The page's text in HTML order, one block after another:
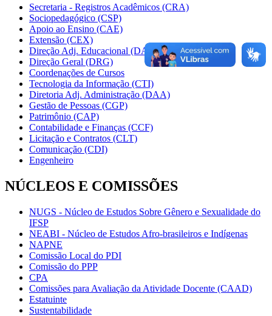
Secretaria - Registros Acadêmicos (CRA)
Sociopedagógico (CSP)
Apoio ao Ensino (CAE)
Extensão (CEX)
Direção Adj. Educacional (DAE)
Direção Geral (DRG)
Coordenações de Cursos
Tecnologia da Informação (CTI)
Diretoria Adj. Administração (DAA)
Gestão de Pessoas (CGP)
Patrimônio (CAP)
Contabilidade e Finanças (CCF)
Licitação e Contratos (CLT)
Comunicação (CDI)
Engenheiro
NÚCLEOS E COMISSÕES
NUGS - Núcleo de Estudos Sobre Gênero e Sexualidade do
IFSP
NEABI - Núcleo de Estudos Afro-brasileiros e Indígenas
NAPNE
Comissão Local do PDI
Comissão do PPP
CPA
Comissões para Avaliação da Atividade Docente (CAAD)
Estatuinte
Sustentabilidade